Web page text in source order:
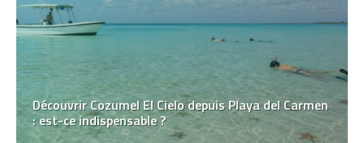
Découvrir Cozumel El Cielo depuis Playa del Carmen
: est-ce indispensable ?